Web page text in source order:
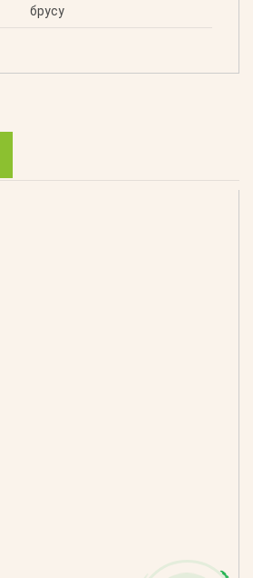
брусу